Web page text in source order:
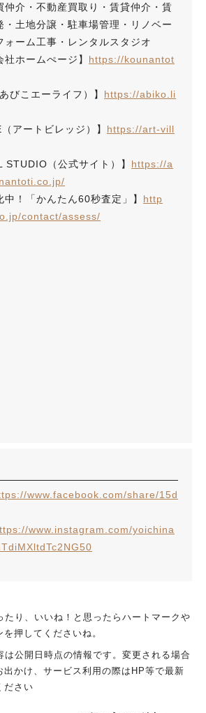
仲介・不動産買取り・賃貸仲介・賃
・土地分譲・駐車場管理・リノベー
ォーム工事・レンタルスタジオ
社ホームぺージ】 https://kounantot
びこエーライフ）】 https://abiko.li
アートビレッジ）】 https://art-vill
STUDIO（公式サイト）】 https://a
中！「かんたん60秒査定」】 http
contact/assess/
www.facebook.com/share/15d
www.instagram.com/yoichina
り、いいね！と思ったらハートマークや
押してくださいね。
公開日時点の情報です。変更される場合
出かけ、サービス利用の際はHP等で最新
ださい